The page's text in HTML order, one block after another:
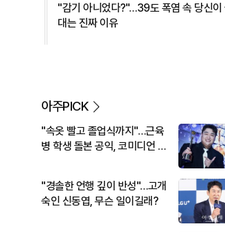
"감기 아니었다?"…39도 폭염 속 당신이
대는 진짜 이유
아주PICK
"속옷 빨고 졸업식까지"…근육
병 학생 돌본 공익, 코미디언 김
"경솔한 언행 깊이 반성"…고개
숙인 신동엽, 무슨 일이길래?